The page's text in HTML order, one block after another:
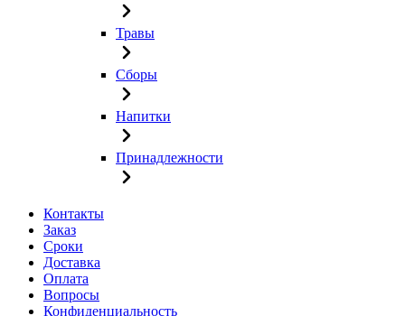
Травы
Сборы
Напитки
Принадлежности
Контакты
Заказ
Cроки
Доставка
Оплата
Вопросы
Конфиденциальность